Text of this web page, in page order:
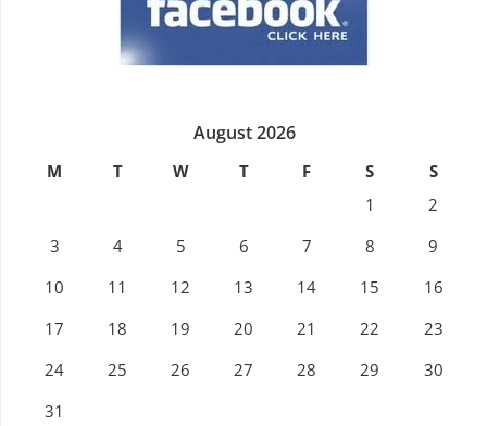
August 2026
M T W T F S
S
1
2
3
4 5 6 7 8
9
10
11 12 13 14 15
16
17
18 19 20 21 22
23
24
25 26 27 28 29
30
31